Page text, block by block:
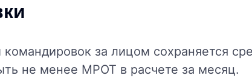
за лицом сохраняется
не менее МРОТ в расчете за месяц.